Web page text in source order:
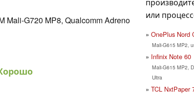
Mali-G720 MP8, Qualcomm Adreno
или
OnePlus Nord
Mali-G615 MP2,
Infinix Note 60
Mali-G615 MP2,
Ultra
TCL NxtPaper